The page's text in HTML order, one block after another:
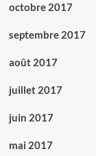
octobre 2017
septembre 2017
août 2017
juillet 2017
juin 2017
mai 2017